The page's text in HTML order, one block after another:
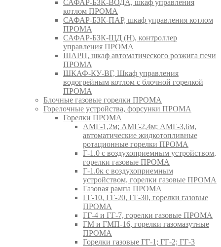
САФАР-БЗК-ВОДА, шкаф управления
котлом ПРОМА
САФАР-БЗК-ПАР, шкаф управления котлом
ПРОМА
САФАР-БЗК-ЩД (Н), контроллер
управления ПРОМА
ШАРП, шкаф автоматического розжига печи
ПРОМА
ШКАФ-КУ-ВГ, Шкаф управления
водогрейным котлом с блочной горелкой
ПРОМА
Блочные газовые горелки ПРОМА
Горелочные устройства, форсунки ПРОМА
Горелки ПРОМА
АМГ-1,2м; АМГ-2,4м; АМГ-3,6м,
автоматические жидкотопливные
ротационные горелки ПРОМА
Г-1.0 с воздухоприемным устройством,
горелки газовые ПРОМА
Г-1.0к с воздухоприемным
устройством, горелки газовые ПРОМА
Газовая рампа ПРОМА
ГГ-10, ГГ-20, ГГ-30, горелки газовые
ПРОМА
ГГ-4 и ГГ-7, горелки газовые ПРОМА
ГМ и ГМП-16, горелки газомазутные
ПРОМА
Горелки газовые ГГ-1; ГГ-2; ГГ-3